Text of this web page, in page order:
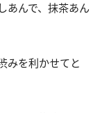
あんで、抹茶あん
みを利かせてと